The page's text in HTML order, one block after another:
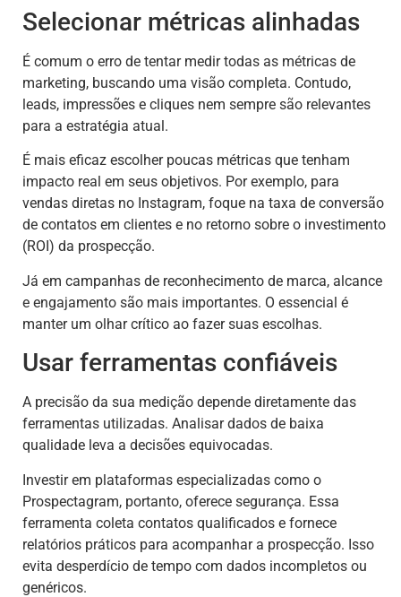
Selecionar métricas alinhadas
É comum o erro de tentar medir todas as métricas de
marketing, buscando uma visão completa. Contudo,
leads, impressões e cliques nem sempre são relevantes
para a estratégia atual.
É mais eficaz escolher poucas métricas que tenham
impacto real em seus objetivos. Por exemplo, para
vendas diretas no Instagram, foque na taxa de conversão
de contatos em clientes e no retorno sobre o investimento
(ROI) da prospecção.
Já em campanhas de reconhecimento de marca, alcance
e engajamento são mais importantes. O essencial é
manter um olhar crítico ao fazer suas escolhas.
Usar ferramentas confiáveis
A precisão da sua medição depende diretamente das
ferramentas utilizadas. Analisar dados de baixa
qualidade leva a decisões equivocadas.
Investir em plataformas especializadas como o
Prospectagram, portanto, oferece segurança. Essa
ferramenta coleta contatos qualificados e fornece
relatórios práticos para acompanhar a prospecção. Isso
evita desperdício de tempo com dados incompletos ou
genéricos.